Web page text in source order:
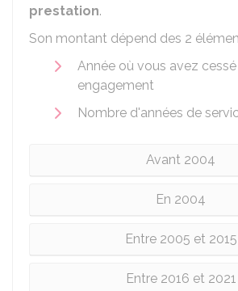
prestation.
Son montant dépend des 2
Année où vous avez
engagement
Nombre d'années de
Avant 2004
En 2004
Entre 2005 et 2015
Entre 2016 et 2021